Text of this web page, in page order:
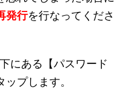
発行を行なってくださ
にある【パスワード
プします。